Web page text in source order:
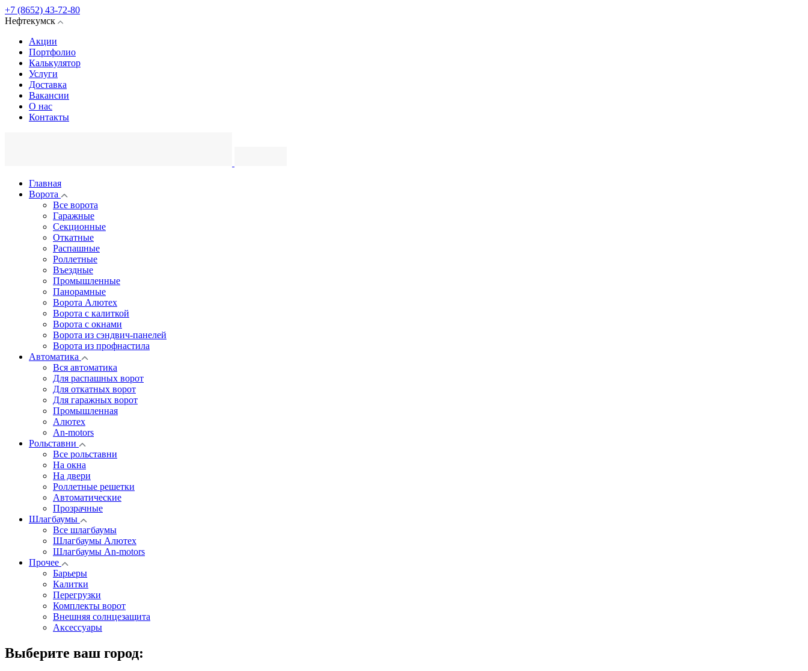
+7 (8652) 43-72-80
Нефтекумск
Акции
Портфолио
Калькулятор
Услуги
Доставка
Вакансии
О нас
Контакты
Главная
Ворота
Все ворота
Гаражные
Секционные
Откатные
Распашные
Роллетные
Въездные
Промышленные
Панорамные
Ворота Алютех
Ворота с калиткой
Ворота c окнами
Ворота из сэндвич-панелей
Ворота из профнастила
Автоматика
Вся автоматика
Для распашных ворот
Для откатных ворот
Для гаражных ворот
Промышленная
Алютех
An-motors
Рольставни
Все рольставни
На окна
На двери
Роллетные решетки
Автоматические
Прозрачные
Шлагбаумы
Все шлагбаумы
Шлагбаумы Алютех
Шлагбаумы An-motors
Прочее
Барьеры
Калитки
Перегрузки
Комплекты ворот
Внешняя солнцезащита
Аксессуары
Выберите ваш город: